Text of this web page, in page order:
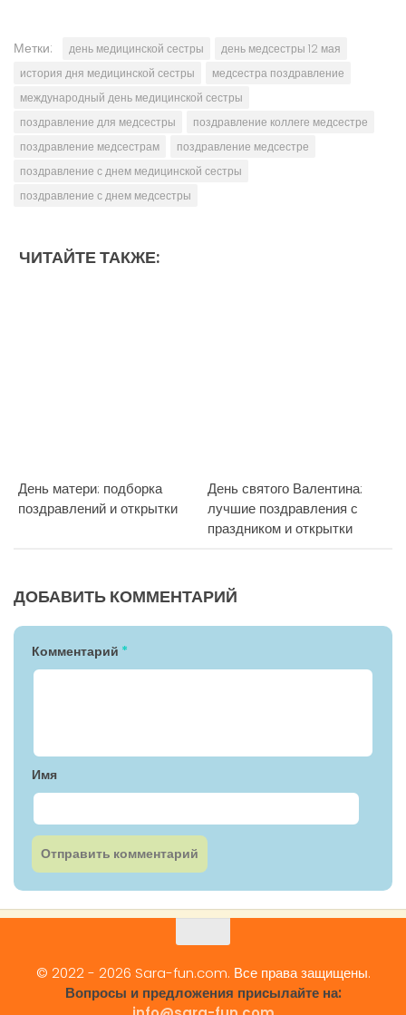
Метки: день медицинской сестры
день медсестры 12 мая
история дня медицинской сестры
медсестра поздравление
международный день медицинской сестры
поздравление для медсестры
поздравление коллеге медсестре
поздравление медсестрам
поздравление медсестре
поздравление с днем ​​медицинской сестры
поздравление с днем ​​медсестры
ЧИТАЙТЕ ТАКЖЕ:
День матери: подборка
поздравлений и открытки
День святого Валентина:
лучшие поздравления с
праздником и открытки
ДОБАВИТЬ КОММЕНТАРИЙ
Комментарий *
Имя
© 2022 - 2026 Sara-fun.com. Все права защищены.
Вопросы и предложения присылайте на: